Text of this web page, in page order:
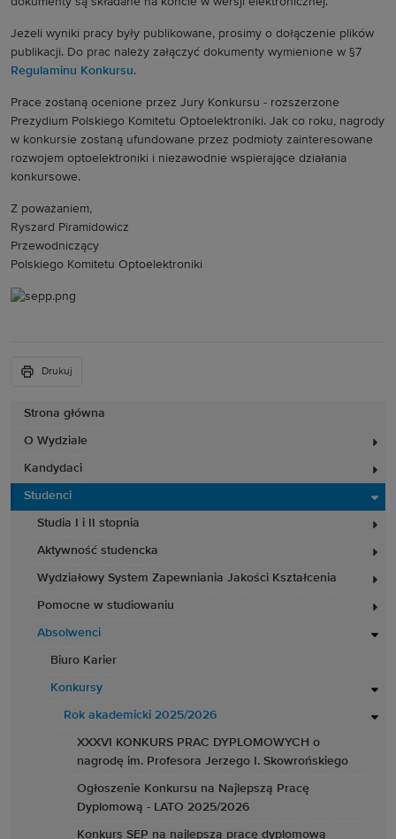
Strona główna
O Wydziale
Kandydaci
Studenci
Studia I i II stopnia
Aktywność studencka
Wydziałowy System Zapewniania Jakości Kształcenia
Pomocne w studiowaniu
Absolwenci
Biuro Karier
Konkursy
Rok akademicki 2025/2026
XXXVI KONKURS PRAC DYPLOMOWYCH o
nagrodę im. Profesora Jerzego I. Skowrońskiego
Ogłoszenie Konkursu na Najlepszą Pracę
Dyplomową - LATO 2025/2026
Konkurs SEP na najlepszą pracę dyplomową
Jeżeli wyniki pracy były publikowane, prosimy o dołączenie plików
publikacji. Do prac należy załączyć dokumenty wymienione w §7
Regulaminu Konkursu.
Prace zostaną ocenione przez Jury Konkursu - rozszerzone
Prezydium Polskiego Komitetu Optoelektroniki. Jak co roku, nagrody
w konkursie zostaną ufundowane przez podmioty zainteresowane
rozwojem optoelektroniki i niezawodnie wspierające działania
konkursowe.
Z poważaniem,
Ryszard Piramidowicz
Przewodniczący
Polskiego Komitetu Optoelektroniki
Drukuj